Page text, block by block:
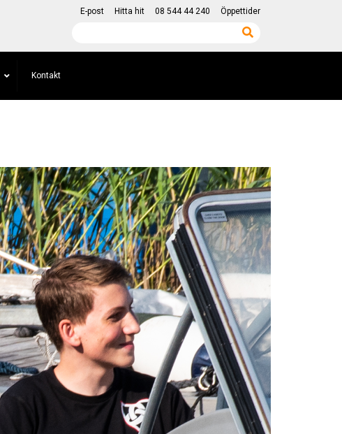
E-post Hitta hit 08 544 44 240 Öppettider
Kontakt